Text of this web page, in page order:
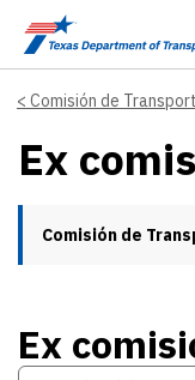
Skip to main content
Comisión de
Ex
Comisión de
Ex